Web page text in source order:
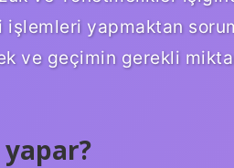
işlemleri yapmaktan
ve geçimin gerekli
yapar?